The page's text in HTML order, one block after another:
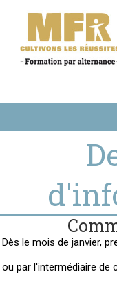
Dès le mois de janvier,
ou par l'intermédiaire de